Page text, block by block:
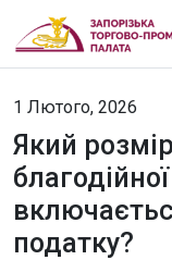
1 Лютого, 2026
Який
податку?